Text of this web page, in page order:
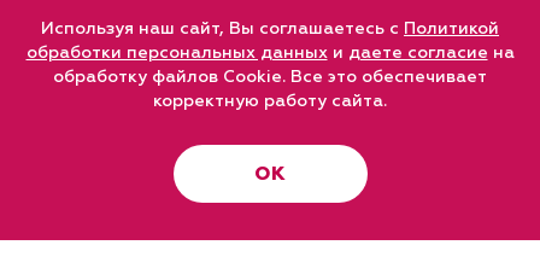
Используя наш сайт, Вы соглашаетесь с Политикой
обработки персональных данныхи даете согласие на
обработку файлов Cookie. Все это обеспечивает
корректную работу сайта.
ОК